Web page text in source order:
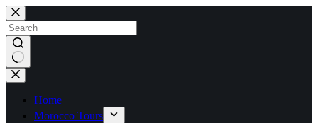
Skip
to
content
No
results
Home
Morocco Tours